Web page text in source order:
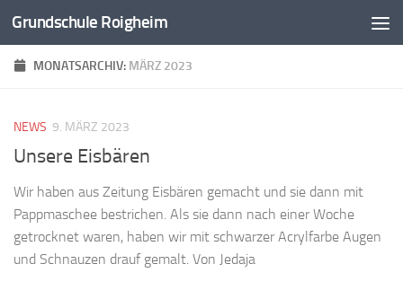
Zum Inhalt springen
Grundschule Roigheim
MONATSARCHIV: MÄRZ 2023
NEWS 9. MÄRZ 2023
Unsere Eisbären
Wir haben aus Zeitung Eisbären gemacht und sie dann mit
Pappmaschee bestrichen. Als sie dann nach einer Woche
getrocknet waren, haben wir mit schwarzer Acrylfarbe Augen
und Schnauzen drauf gemalt. Von Jedaja